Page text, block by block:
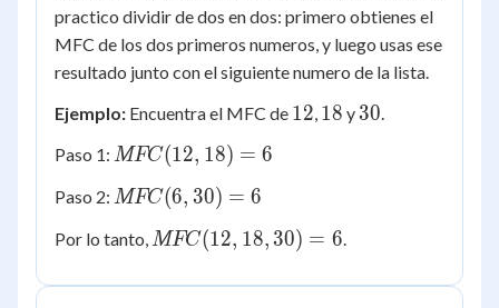
practico dividir de dos en dos: primero obtienes el
MFC de los dos primeros numeros, y luego usas ese
resultado junto con el siguiente numero de la lista.
Ejemplo: Encuentra el MFC de 12
12 18
18 y 30
30
Paso 1: MFC(12,
MFC(12, 18) = 6
Paso 2: MFC(6,
MFC(6, 30) = 6
Por lo tanto, MFC(12,
= 6
MFC(12, 18, 30) = 6